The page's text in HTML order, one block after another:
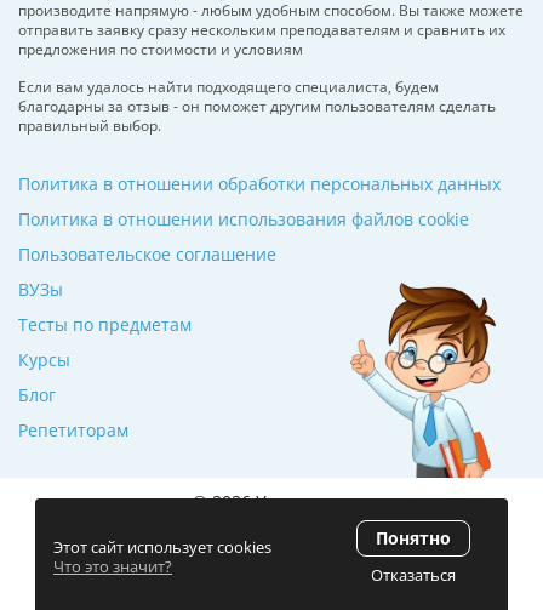
производите напрямую - любым удобным способом. Вы также можете
отправить заявку сразу нескольким преподавателям и сравнить их
предложения по стоимости и условиям
Если вам удалось найти подходящего специалиста, будем
благодарны за отзыв - он поможет другим пользователям сделать
правильный выбор.
ВУЗы
Тесты по предметам
Курсы
Блог
Репетиторам
Политика в отношении обработки персональных данных
Политика в отношении использования файлов cookie
Пользовательское соглашение
© 2026 Училкин.ru
Рейтинг 5.0
(120 отзывов)
ZmitroC.by™
Этот сайт использует cookies
Что это значит?
Понятно
Отказаться